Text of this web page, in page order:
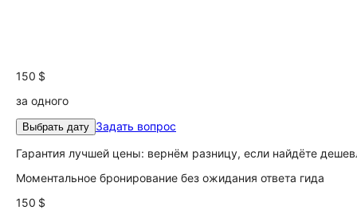
150 $
за одного
Выбрать дату Задать вопрос
Гарантия лучшей цены: вернём разницу, если найдёте
Моментальное бронирование без ожидания ответа гида
150 $